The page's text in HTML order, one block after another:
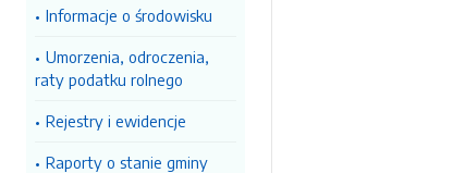
Informacje o środowisku
Umorzenia, odroczenia,
raty podatku rolnego
Rejestry i ewidencje
Raporty o stanie gminy